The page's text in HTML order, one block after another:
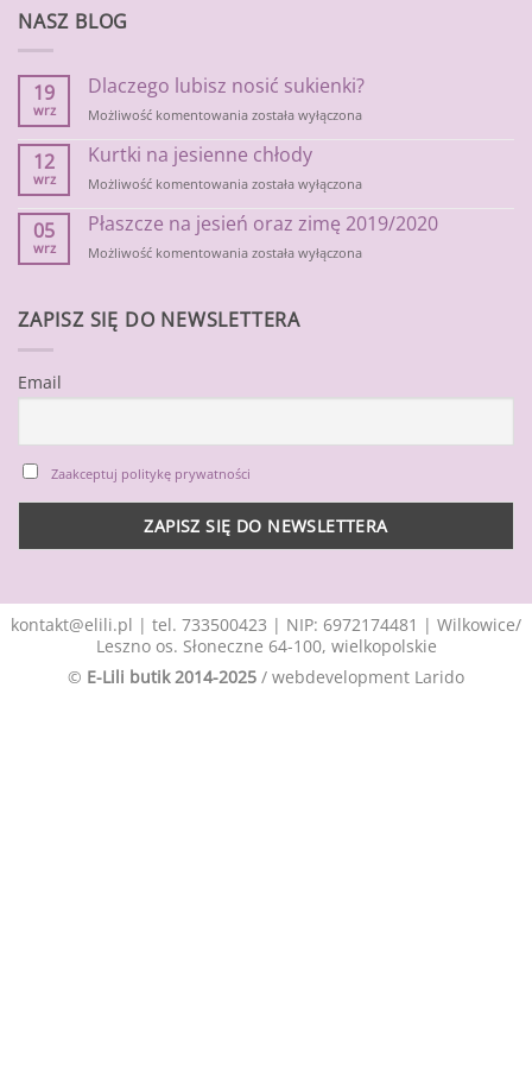
NASZ BLOG
19
wrz
Dlaczego lubisz nosić sukienki?
Możliwość komentowania Dlaczego
nosić
została wyłączona
12
wrz
Kurtki na jesienne chłody
Możliwość komentowania Kurtki
jesienne
została wyłączona
05
wrz
Płaszcze na jesień oraz zimę 2019/2020
Możliwość komentowania Płaszcze
oraz
zimę
została wyłączona
ZAPISZ SIĘ DO NEWSLETTERA
Email
Zaakceptuj politykę prywatności
kontakt@elili.pl | tel. 733500423 | NIP: 6972174481 | Wilkowice/
Leszno os. Słoneczne 64-100, wielkopolskie
© E-Lili butik 2014-2025 / webdevelopment Larido